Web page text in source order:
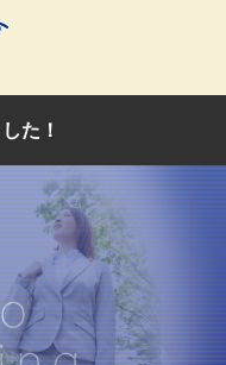
た！